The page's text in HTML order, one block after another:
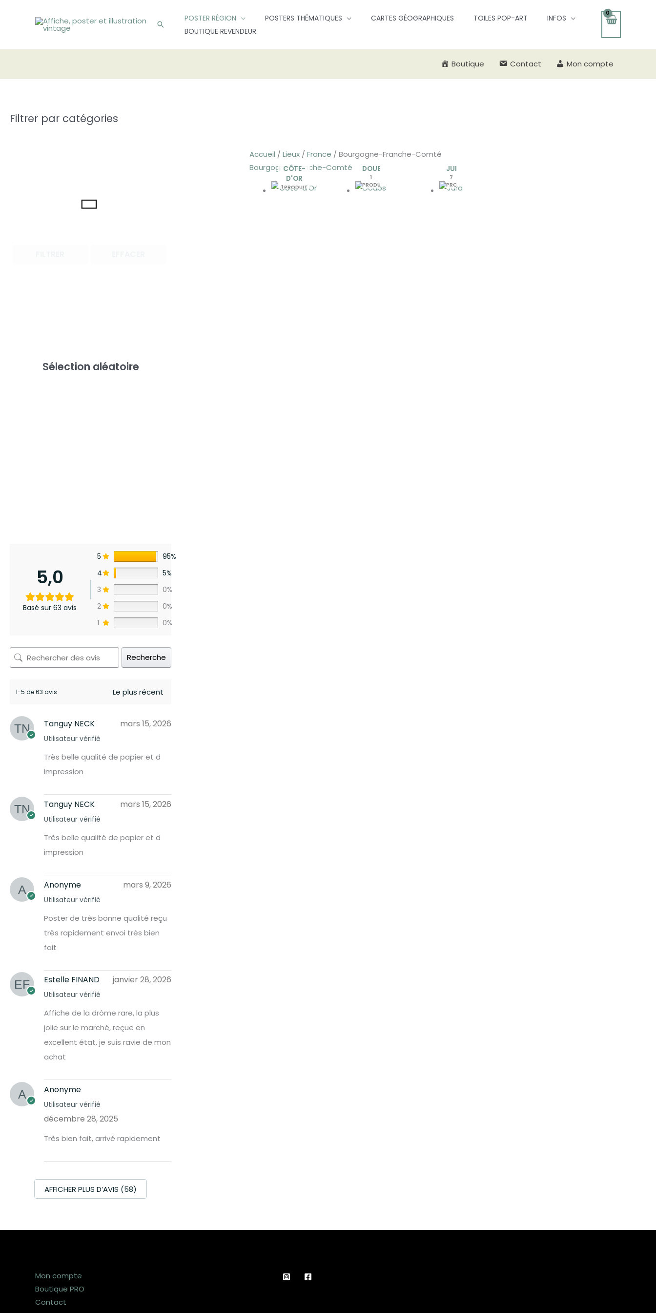
Rechercher
POSTER RÉGION POSTERS THÉMATIQUES CARTES GÉOGRAPHIQUES TOILES POP-ART
INFOS
BOUTIQUE REVENDEUR
Boutique Contact Mon compte
Filtrer par catégories
Sélection aléatoire
5,0
Basé sur 63 avis
5
95%
4
5%
3
0%
2
0%
1
0%
Recherche
1-5 de 63 avis
Tanguy NECK
Utilisateur vérifié
mars 15, 2026
Très belle qualité de papier et d
impression
Tanguy NECK
Utilisateur vérifié
mars 15, 2026
Très belle qualité de papier et d
impression
Anonyme
Utilisateur vérifié
mars 9, 2026
Poster de très bonne qualité reçu
très rapidement envoi très bien
fait
Estelle FINAND
Utilisateur vérifié
janvier 28, 2026
Affiche de la drôme rare, la plus
jolie sur le marché, reçue en
excellent état, je suis ravie de mon
achat
Anonyme
Utilisateur vérifié
décembre 28, 2025
Très bien fait, arrivé rapidement
AFFICHER PLUS D‘AVIS (58)
Accueil /Lieux /France / Bourgogne-Franche-Comté
Bourgogne-Franche-Comté
CÔTE-
D'OR
1 PRODUIT
DOUBS
1
PRODUIT
JURA
7
PRODUITS
Mon compte
Boutique PRO
Contact